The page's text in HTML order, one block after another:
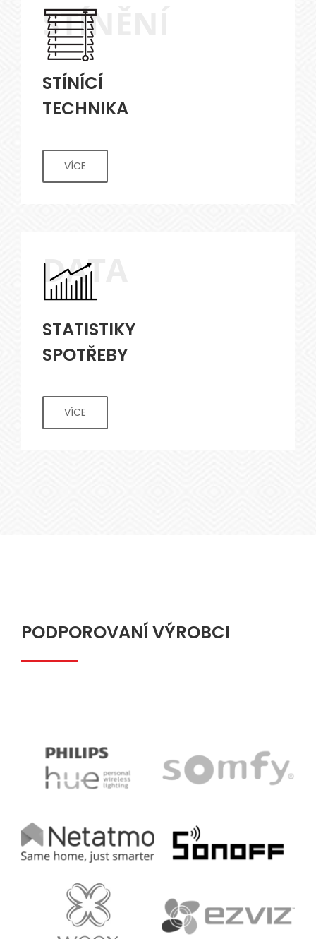
STÍNĚNÍ
STÍNÍCÍ
TECHNIKA
VÍCE
DATA
STATISTIKY
SPOTŘEBY
VÍCE
PODPOROVANÍ VÝROBCI